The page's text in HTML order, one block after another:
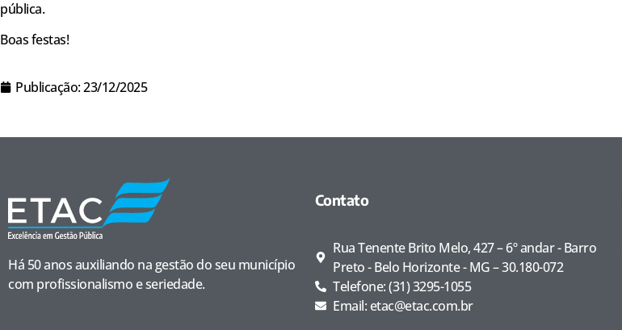
pública.
Boas festas!
Publicação:23/12/2025
Há 50 anos auxiliando na gestão do seu município
com profissionalismo e seriedade.
Contato
Rua Tenente Brito Melo, 427 – 6º andar - Barro
Preto - Belo Horizonte - MG – 30.180-072
Telefone: (31) 3295-1055
Email: etac@etac.com.br